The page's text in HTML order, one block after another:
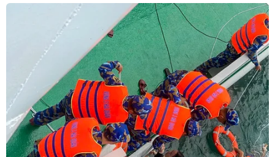
Diễn tập huấn luyện đổ bộ từ trên không của các đơn vị Không
quân và Phòng không Triều Tiên ngày 18/11/2019. (Nguồn:
Yonhap/TTXVN)
Hãng thông tấn trung ương Triều Tiên (KCNA)
và báo Lao động Triều Tiên ngày 16/6 đưa tin,
Bộ Tổng tham mưu quân đội nước này tuyên bố